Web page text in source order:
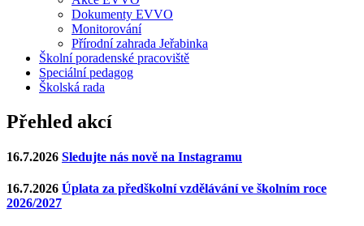
Dokumenty EVVO
Monitorování
Přírodní zahrada Jeřabinka
Školní poradenské pracoviště
Speciální pedagog
Školská rada
Přehled akcí
16.7.2026 Sledujte nás nově na Instagramu
16.7.2026 Úplata za předškolní vzdělávání ve školním roce
2026/2027